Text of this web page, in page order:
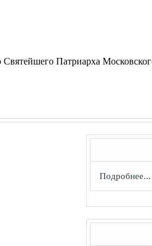
Святейшего Патриарха